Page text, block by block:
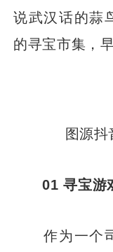
说武汉话的蒜
的寻宝市集，
图源抖
01 寻宝游
作为一个司